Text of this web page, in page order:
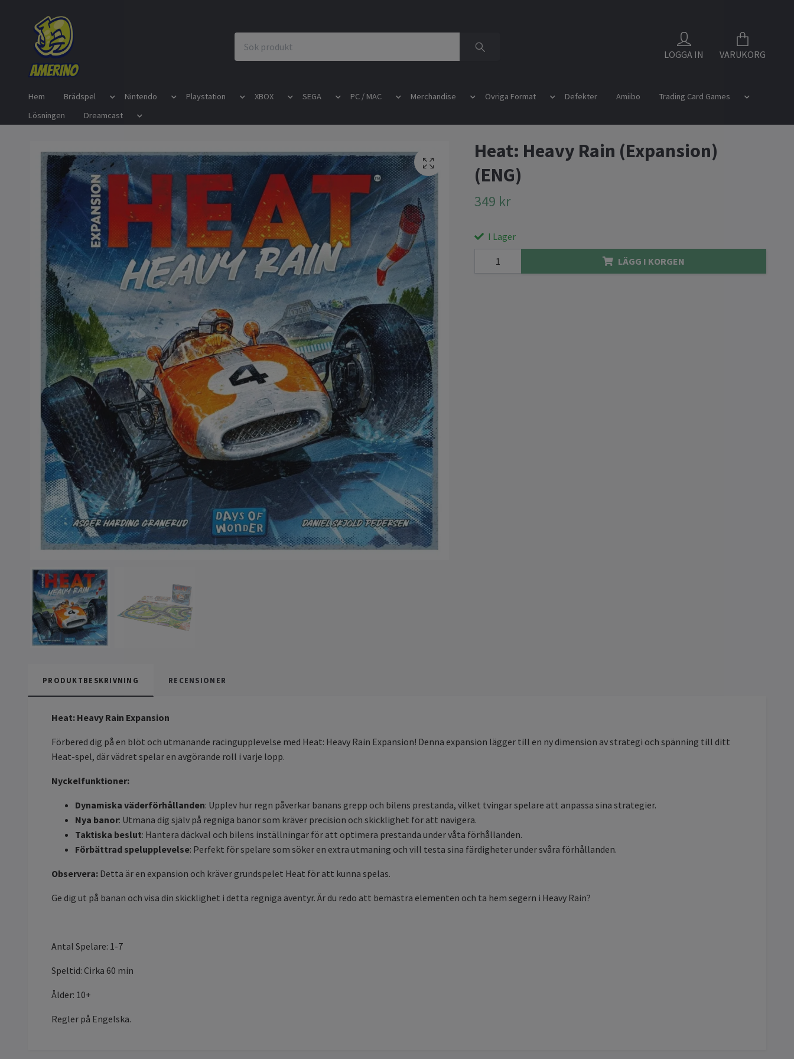
LOGGA IN VARUKORG
Hem Brädspel Nintendo Playstation XBOX SEGA PC / MAC Merchandise Övriga Format Defekter Amiibo
Trading Card Games
Lösningen
Dreamcast
Heat: Heavy Rain (Expansion)
(ENG)
349 kr
I Lager
LÄGG I KORGEN
PRODUKTBESKRIVNING RECENSIONER
Heat: Heavy Rain Expansion
Förbered dig på en blöt och utmanande racingupplevelse med Heat: Heavy Rain Expansion! Denna expansion lägger till en ny dimension av strategi och spänning till ditt
Heat-spel, där vädret spelar en avgörande roll i varje lopp.
Nyckelfunktioner:
Dynamiska väderförhållanden: Upplev hur regn påverkar banans grepp och bilens prestanda, vilket tvingar spelare att anpassa sina strategier.
Nya banor: Utmana dig själv på regniga banor som kräver precision och skicklighet för att navigera.
Taktiska beslut: Hantera däckval och bilens inställningar för att optimera prestanda under våta förhållanden.
Förbättrad spelupplevelse: Perfekt för spelare som söker en extra utmaning och vill testa sina färdigheter under svåra förhållanden.
Observera: Detta är en expansion och kräver grundspelet Heat för att kunna spelas.
Ge dig ut på banan och visa din skicklighet i detta regniga äventyr. Är du redo att bemästra elementen och ta hem segern i Heavy Rain?
Antal Spelare: 1-7
Speltid: Cirka 60 min
Ålder: 10+
Regler på Engelska.